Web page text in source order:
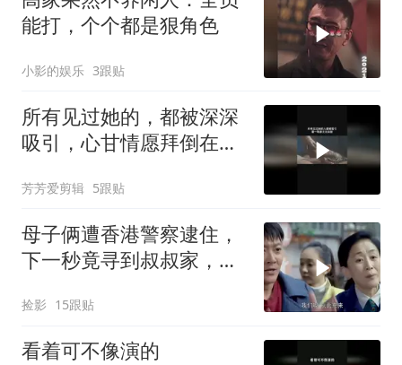
能打，个个都是狠角色
小影的娱乐 3跟贴
所有见过她的，都被深深
吸引，心甘情愿拜倒在牡
芳芳爱剪辑 5跟贴
母子俩遭香港警察逮住，
下一秒竟寻到叔叔家，瞬
捡影 15跟贴
看着可不像演的